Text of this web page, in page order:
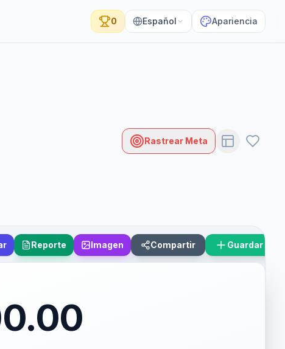
0 Español Apariencia
Rastrear Meta
Reporte Imagen Compartir Guardar